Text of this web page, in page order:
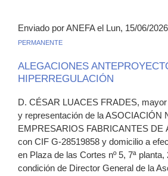
Enviado por ANEFA el Lun, 15/06/
PERMANENTE
ALEGACIONES
HIPERREGULACIÓN
D. CÉSAR LUACES FRADES,
y representación de la ASOCIACIÓN
EMPRESARIOS FABRICANTES DE
con CIF G-28519858 y domicilio a
en Plaza de las Cortes nº 5, 7ª
condición de Director General de la